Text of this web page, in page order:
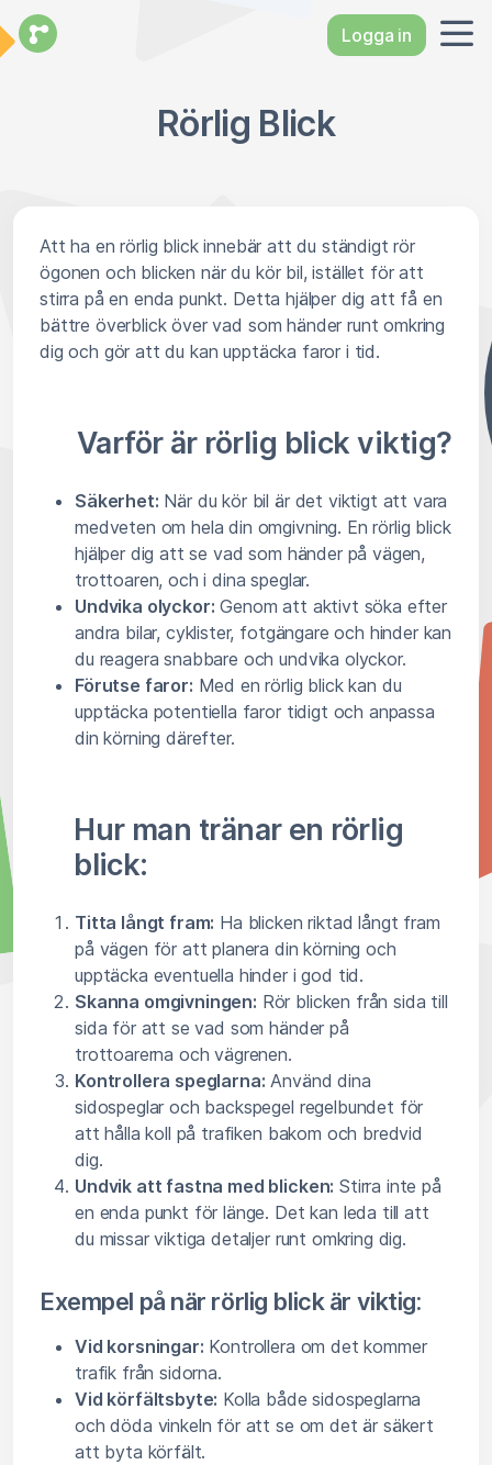
Logga in
Rörlig Blick
Att ha en rörlig blick innebär att du ständigt rör
ögonen och blicken när du kör bil, istället för att
stirra på en enda punkt. Detta hjälper dig att få en
bättre överblick över vad som händer runt omkring
dig och gör att du kan upptäcka faror i tid.
Varför är rörlig blick viktig?
Säkerhet: När du kör bil är det viktigt att vara
medveten om hela din omgivning. En rörlig blick
hjälper dig att se vad som händer på vägen,
trottoaren, och i dina speglar.
Undvika olyckor: Genom att aktivt söka efter
andra bilar, cyklister, fotgängare och hinder kan
du reagera snabbare och undvika olyckor.
Förutse faror: Med en rörlig blick kan du
upptäcka potentiella faror tidigt och anpassa
din körning därefter.
Hur man tränar en rörlig
blick:
Titta långt fram: Ha blicken riktad långt fram
på vägen för att planera din körning och
upptäcka eventuella hinder i god tid.
Skanna omgivningen: Rör blicken från sida till
sida för att se vad som händer på
trottoarerna och vägrenen.
Kontrollera speglarna: Använd dina
sidospeglar och backspegel regelbundet för
att hålla koll på trafiken bakom och bredvid
dig.
Undvik att fastna med blicken: Stirra inte på
en enda punkt för länge. Det kan leda till att
du missar viktiga detaljer runt omkring dig.
Exempel på när rörlig blick är viktig:
Vid korsningar: Kontrollera om det kommer
trafik från sidorna.
Vid körfältsbyte: Kolla både sidospeglarna
och döda vinkeln för att se om det är säkert
att byta körfält.